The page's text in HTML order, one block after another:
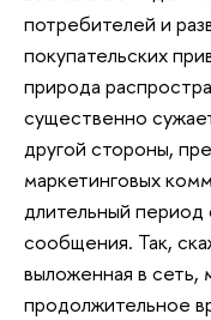
потребителей и
покупательских
природа
существенно
другой стороны,
маркетинговых
длительный период
сообщения. Так,
выложенная в
продолжительное